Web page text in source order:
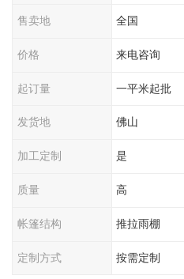
售卖地 全国
价格 来电咨询
起订量 一平米起批
发货地 佛山
加工定制 是
质量 高
帐篷结构 推拉雨棚
定制方式 按需定制